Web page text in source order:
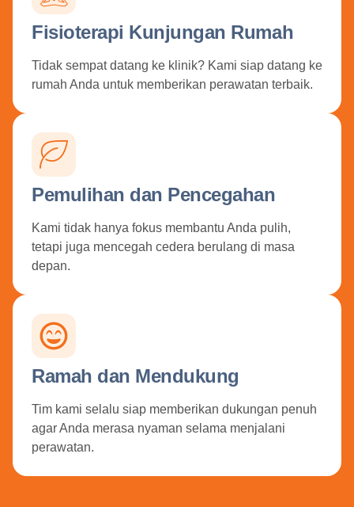
Fisioterapi Kunjungan Rumah
Tidak sempat datang ke klinik? Kami siap datang ke
rumah Anda untuk memberikan perawatan terbaik.
Pemulihan dan Pencegahan
Kami tidak hanya fokus membantu Anda pulih,
tetapi juga mencegah cedera berulang di masa
depan.
Ramah dan Mendukung
Tim kami selalu siap memberikan dukungan penuh
agar Anda merasa nyaman selama menjalani
perawatan.